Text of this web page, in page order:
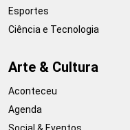
Esportes
Ciência e Tecnologia
Arte & Cultura
Aconteceu
Agenda